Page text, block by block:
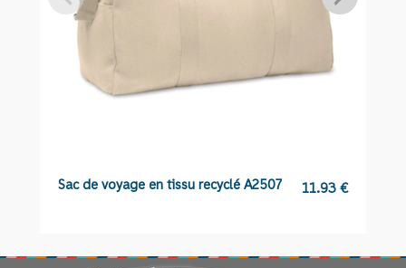
Sac de voyage en tissu recyclé A2507 11.93€